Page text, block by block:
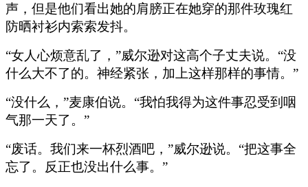
声，但是他们看出她的肩膀正在她穿的那件玫瑰红
防晒衬衫内索索发抖。
“女人心烦意乱了，”威尔逊对这高个子丈夫说。“没
什么大不了的。神经紧张，加上这样那样的事情。”
“没什么，”麦康伯说。“我怕我得为这件事忍受到咽
气那一天了。”
“废话。我们来一杯烈酒吧，”威尔逊说。“把这事全
忘了。反正也没出什么事。”